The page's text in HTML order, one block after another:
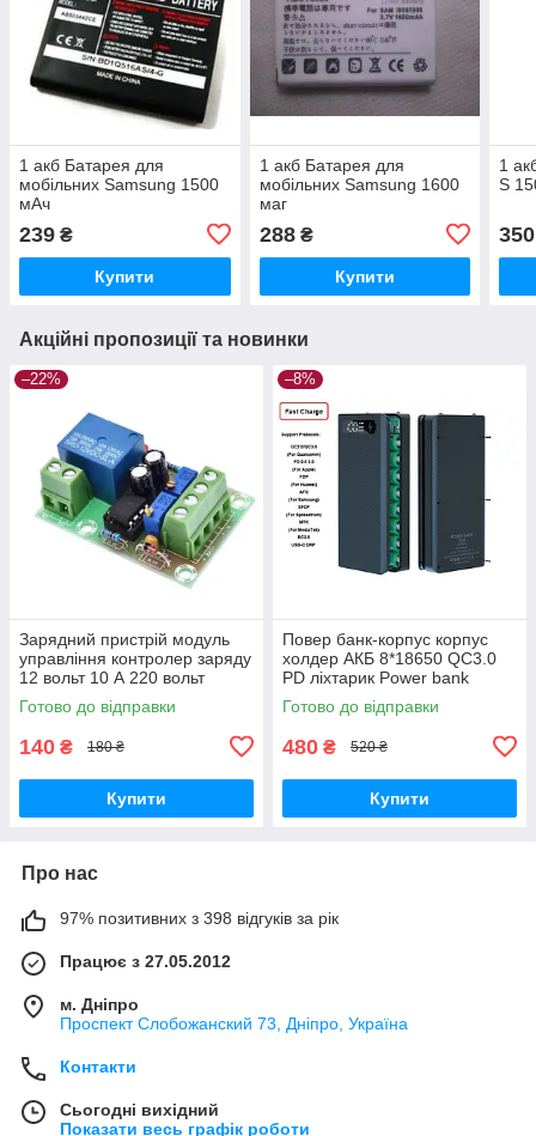
1 акб Батарея для
мобільних Samsung 1500
мАч
239 ₴
Купити
1 акб Батарея для
мобільних Samsung 1600
маг
288₴
Купити
1
S
350
Акційні пропозиції та новинки
–22%
Зарядний пристрій модуль
управління контролер заряду
12 вольт 10 А 220 вольт
Готово до відправки
140 ₴ 180 ₴
Купити
–8%
Повер банк-корпус корпус
холдер АКБ 8*18650 QC3.0
PD ліхтарик Power bank
Готово до відправки
480 ₴ 520 ₴
Купити
Про нас
97% позитивних з 398 відгуків за рік
Працює з 27.05.2012
м. Дніпро
Проспект Слобожанский 73, Дніпро, Україна
Контакти
Сьогодні вихідний
Показати весь графік роботи